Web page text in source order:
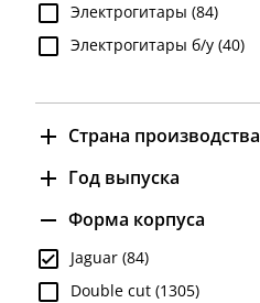
Электрогитары (84)
Электрогитары б/у (40)
Страна производства
Индонезия (5)
США (7)
Год выпуска
1960-1970 (5)
1980-1990 (5)
1990-2000 (4)
Форма корпуса
Jaguar (84)
Double cut (1305)